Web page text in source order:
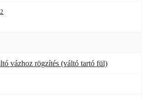
vázhoz rögzítés (váltó tartó fül)